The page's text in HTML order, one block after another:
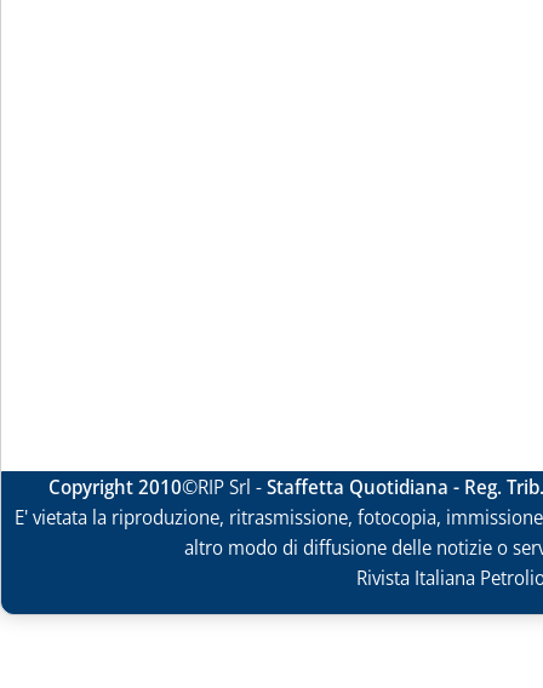
Copyright 2010©RIP Srl -Staffetta Quotidiana - Reg.
E' vietata la riproduzione, ritrasmissione, fotocopia,
altro modo di diffusione delle notizie o
Rivista Italiana